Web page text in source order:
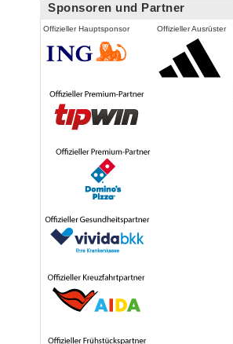
Sponsoren und Partner
Offizieller Hauptsponsor Offizieller Ausrüster